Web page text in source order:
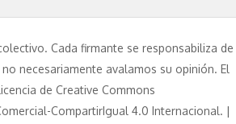
Cada firmante se responsabiliza de
necesariamente avalamos su opinión. El
de Creative Commons
CompartirIgual 4.0 Internacional. |